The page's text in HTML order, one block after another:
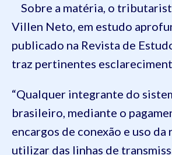
Sobre a matéria, o
Villen Neto, em estudo
publicado na Revista de
traz pertinentes
“Qualquer integrante do
brasileiro, mediante o
encargos de conexão e uso da
utilizar das linhas de